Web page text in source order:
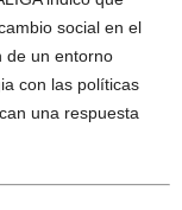
social en el
de un entorno
con las políticas
una respuesta